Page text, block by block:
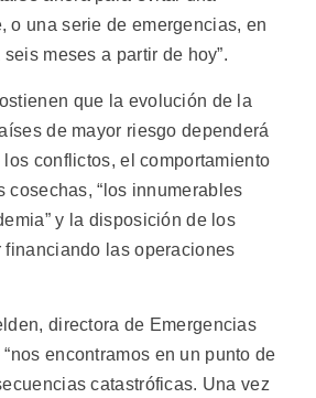
o una serie de emergencias, en
meses a partir de hoy”.
que la evolución de la
de mayor riesgo dependerá
conflictos, el comportamiento
cosechas, “los innumerables
y la disposición de los
financiando las operaciones
directora de Emergencias
encontramos en un punto de
catastróficas. Una vez